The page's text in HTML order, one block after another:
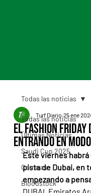
Todas las noticias
Últimas Noticias
Saudi Cup 2025
Carreras
Bloodstock
Todas las noticias
El Fashion Friday
entrando en
Turf Diario 25 ene
Este viernes habrá
pista de Dubai, en
empezando a